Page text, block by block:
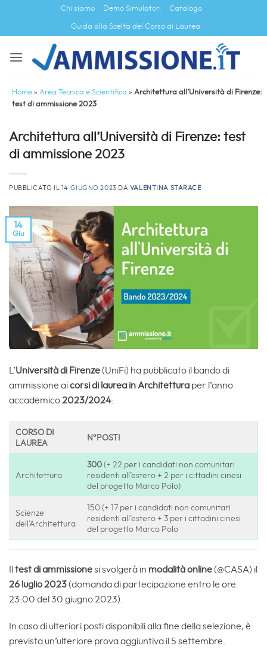
contenuti
Chi siamo Demo Simulatori Catalogo
Guida alla Scelta del Corso di Laurea
Home » Area Tecnica e Scientifica » Architettura all’Università di Firenze:
test di ammissione 2023
Architettura all’Università di Firenze: test
di ammissione 2023
PUBBLICATO IL 14 GIUGNO 2023 DA VALENTINA STARACE
14
Giu
L’Università di Firenze(UniFi) ha pubblicato il bando di
ammissione aicorsi di laurea in Architettura per l’anno
accademico2023/2024:
CORSO DI
LAUREA
N°POSTI
Architettura
300 (+ 22 per i candidati non comunitari
residenti all’estero + 2 per i cittadini cinesi
del progetto Marco Polo)
Scienze
dell’Architettura
150 (+ 17 per i candidati non comunitari
residenti all’estero + 3 per i cittadini cinesi
del progetto Marco Polo
Iltest di ammissionesi svolgerà in modalità online(@CASA) il
26 luglio 2023(domanda di partecipazione entro le ore
23:00 del 30 giugno 2023).
In caso di ulteriori posti disponibili alla fine della selezione, è
prevista un’ulteriore prova aggiuntiva il 5 settembre.